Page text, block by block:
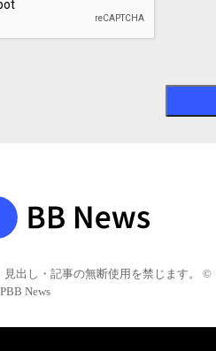
見出し・記事の無断使用を禁じます。 ©
News